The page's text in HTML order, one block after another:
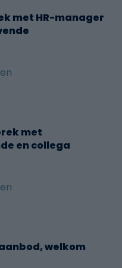
met HR-manager
met
en collega
welkom